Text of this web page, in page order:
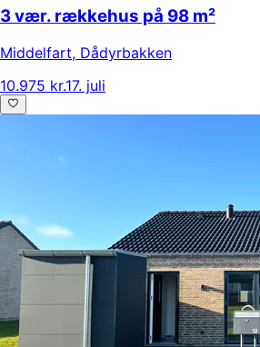
3 vær. rækkehus på 98 m²
Middelfart, Dådyrbakken
10.975 kr.17. juli